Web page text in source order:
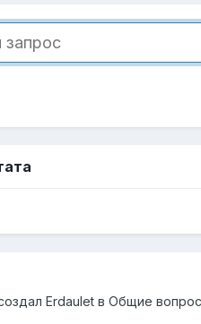
Erdaulet в Общие